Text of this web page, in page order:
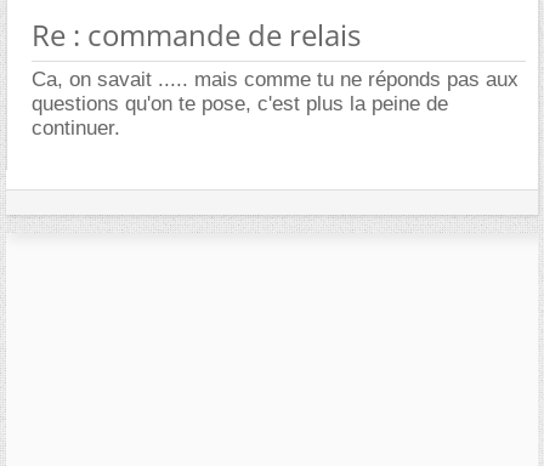
Re : commande de relais
Ca, on savait ..... mais comme tu ne réponds pas aux
questions qu'on te pose, c'est plus la peine de
continuer.